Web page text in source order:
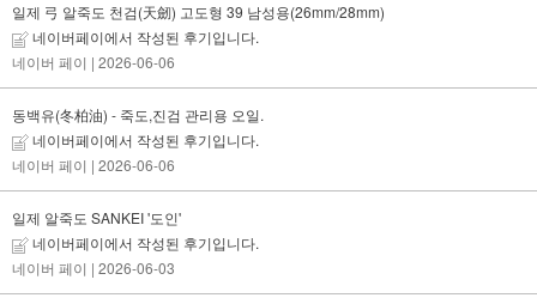
일제 弓 알죽도 천검(天劒) 고도형 39 남성용(26mm/28mm)
네이버페이에서 작성된 후기입니다.
네이버 페이 | 2026-06-06
동백유(冬柏油) - 죽도,진검 관리용 오일.
네이버페이에서 작성된 후기입니다.
네이버 페이 | 2026-06-06
일제 알죽도 SANKEI '도인'
네이버페이에서 작성된 후기입니다.
네이버 페이 | 2026-06-03